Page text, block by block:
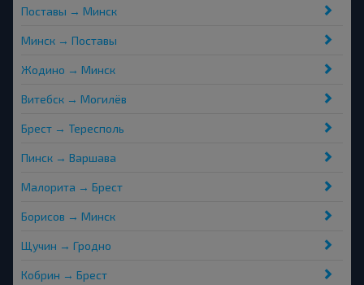
Поставы → Минск
Минск → Поставы
Жодино → Минск
Витебск → Могилёв
Брест → Тересполь
Пинск → Варшава
Малорита → Брест
Борисов → Минск
Щучин → Гродно
Кобрин → Брест